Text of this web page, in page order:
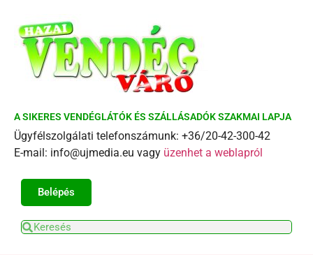
A SIKERES VENDÉGLÁTÓK ÉS SZÁLLÁSADÓK SZAKMAI LAPJA
Ügyfélszolgálati telefonszámunk: +36/20-42-300-42
E-mail: info@ujmedia.eu vagy üzenhet a weblapról
Belépés